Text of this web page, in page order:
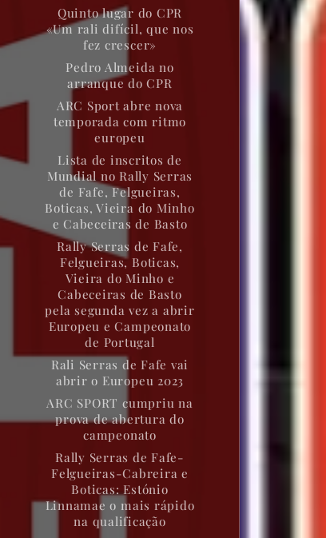
Quinto lugar do CPR
«Um rali difícil, que nos
fez crescer»
Pedro Almeida no
arranque do CPR
ARC Sport abre nova
temporada com ritmo
europeu
Lista de inscritos de
Mundial no Rally Serras
de Fafe, Felgueiras,
Boticas, Vieira do Minho
e Cabeceiras de Basto
Rally Serras de Fafe,
Felgueiras, Boticas,
Vieira do Minho e
Cabeceiras de Basto
pela segunda vez a abrir
Europeu e Campeonato
de Portugal
Rali Serras de Fafe vai
abrir o Europeu 2023
ARC SPORT cumpriu na
prova de abertura do
campeonato
Rally Serras de Fafe-
Felgueiras-Cabreira e
Boticas: Estónio
Linnamae o mais rápido
na qualificação